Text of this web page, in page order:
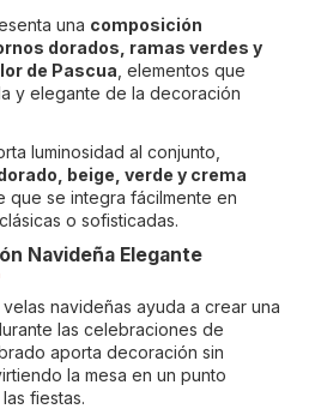
una composición
dorados, ramas verdes y
de Pascua , elementos que
y elegante de la decoración
luminosidad al conjunto,
beige, verde y crema
que se integra fácilmente en
o sofisticadas.
Navideña Elegante
navideñas ayuda a crear una
las celebraciones de
aporta decoración sin
la mesa en un punto
fiestas.